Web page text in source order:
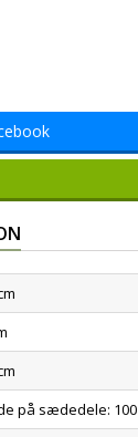
på sædedele: 100